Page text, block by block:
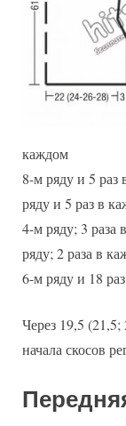
каждом
8-м ряду и 5
ряду и 5 раз в
4-м ряду; 3 раза
ряду; 2 раза в
6-м ряду и 18
Через 19,5
начала скосов